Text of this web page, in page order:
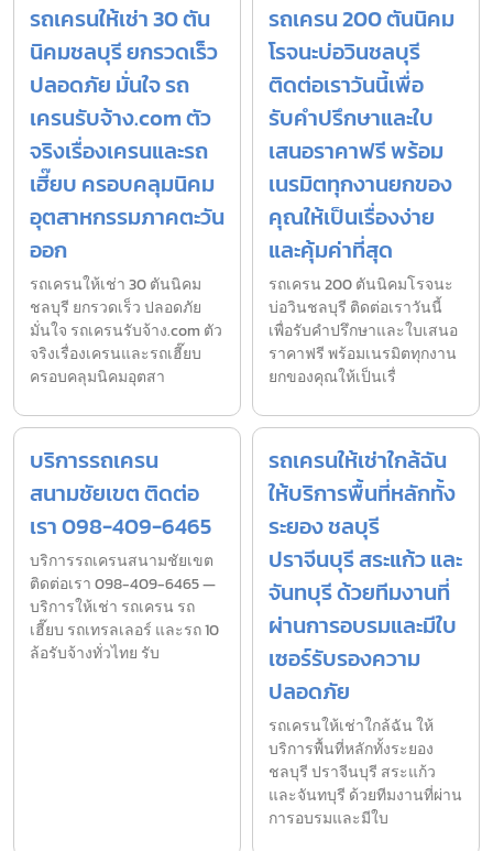
รถเครนให้เช่า 30 ตัน
นิคมชลบุรี ยกรวดเร็ว
ปลอดภัย มั่นใจ รถ
เครนรับจ้าง.com ตัว
จริงเรื่องเครนและรถ
เฮี๊ยบ ครอบคลุมนิคม
อุตสาหกรรมภาคตะวัน
ออก
รถเครนให้เช่า 30 ตันนิคม
ชลบุรี ยกรวดเร็ว ปลอดภัย
มั่นใจ รถเครนรับจ้าง.com ตัว
จริงเรื่องเครนและรถเฮี๊ยบ
ครอบคลุมนิคมอุตสา
รถเครน 200 ตันนิคม
โรจนะบ่อวินชลบุรี
ติดต่อเราวันนี้เพื่อ
รับคำปรึกษาและใบ
เสนอราคาฟรี พร้อม
เนรมิตทุกงานยกของ
คุณให้เป็นเรื่องง่าย
และคุ้มค่าที่สุด
รถเครน 200 ตันนิคมโรจนะ
บ่อวินชลบุรี ติดต่อเราวันนี้
เพื่อรับคำปรึกษาและใบเสนอ
ราคาฟรี พร้อมเนรมิตทุกงาน
ยกของคุณให้เป็นเรื่
บริการรถเครน
สนามชัยเขต ติดต่อ
เรา 098-409-6465
บริการรถเครนสนามชัยเขต
ติดต่อเรา 098-409-6465 —
บริการให้เช่า รถเครน รถ
เฮี๊ยบ รถเทรลเลอร์ และรถ 10
ล้อรับจ้างทั่วไทย รับ
รถเครนให้เช่าใกล้ฉัน
ให้บริการพื้นที่หลักทั้ง
ระยอง ชลบุรี
ปราจีนบุรี สระแก้ว และ
จันทบุรี ด้วยทีมงานที่
ผ่านการอบรมและมีใบ
เซอร์รับรองความ
ปลอดภัย
รถเครนให้เช่าใกล้ฉัน ให้
บริการพื้นที่หลักทั้งระยอง
ชลบุรี ปราจีนบุรี สระแก้ว
และจันทบุรี ด้วยทีมงานที่ผ่าน
การอบรมและมีใบ